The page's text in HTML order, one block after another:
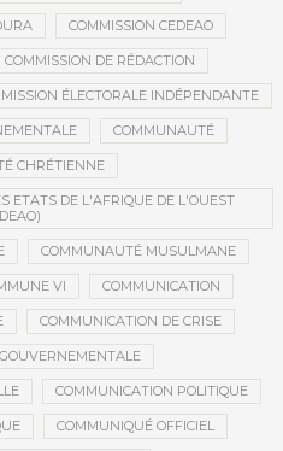
COMMISSION CEDEAO
COMMISSION DE RÉDACTION
ÉLECTORALE INDÉPENDANTE
COMMUNAUTÉ
CHRÉTIENNE
ETATS DE L'AFRIQUE DE L'OUEST
COMMUNAUTÉ MUSULMANE
VI COMMUNICATION
COMMUNICATION DE CRISE
COMMUNICATION POLITIQUE
COMMUNIQUÉ OFFICIEL